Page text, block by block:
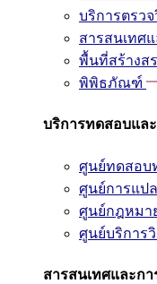
บริการตรว
สารสนเทศ
พื้นที่สร้างส
พิพิธภัณฑ์
บริการทดสอบแล
ศูนย์ทดสอบ
ศูนย์การแป
ศูนย์กฎหมา
ศูนย์บริการ
สารสนเทศและก